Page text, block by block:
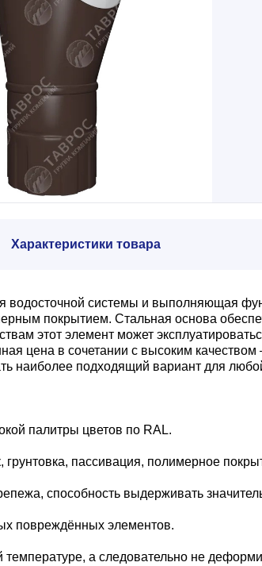
Характеристики товара
системы и выполняющая
покрытием. Стальная основа
этот элемент может
цена в сочетании с высоким
наиболее подходящий вариант для
палитры цветов по RAL.
пассивация, полимерное
способность выдерживать
повреждённых элементов.
а следовательно не